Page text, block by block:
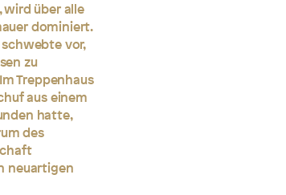
über alle
dominiert.
vor,
zu
Treppenhaus
aus einem
hatte,
des
neuartigen